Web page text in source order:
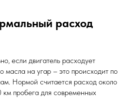
расход
если двигатель расходует
масла на угар – это происходит по
Нормой считается расход около
пробега для современных